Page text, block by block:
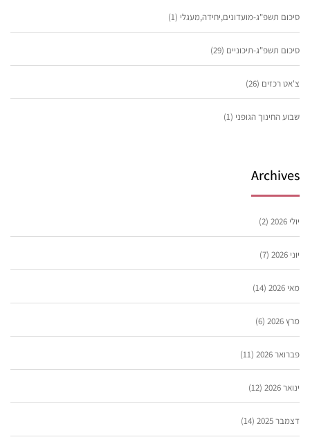
סיכום תשפ"ג-מועדונים,יחידה,מעגלי (1)
סיכום תשפ"ג-תיכוניים (29)
צ'אט רכזים (26)
שבוע החינוך הגופני (1)
Archives
יולי 2026 (2)
יוני 2026 (7)
מאי 2026 (14)
מרץ 2026 (6)
פברואר 2026 (11)
ינואר 2026 (12)
דצמבר 2025 (14)